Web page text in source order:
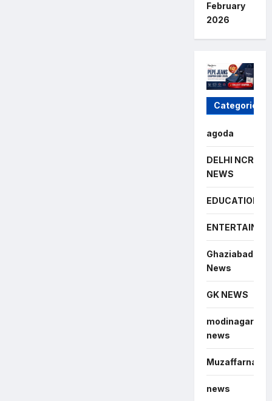
February
2026
Categories
agoda
DELHI NCR
NEWS
EDUCATION
Ghaziabad
News
GK NEWS
modinagar
news
Muzaffarnagar
news